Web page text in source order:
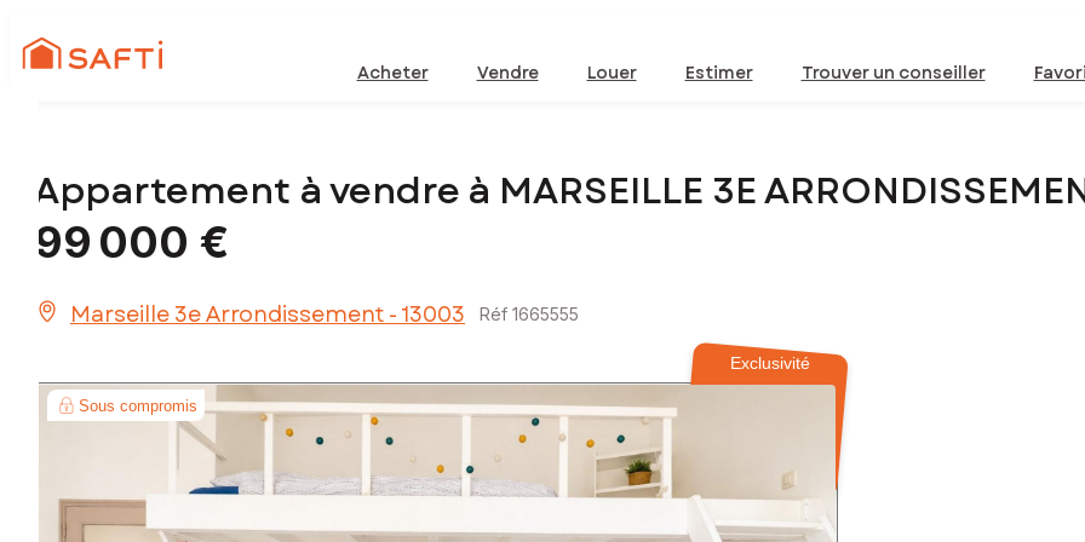
Acheter Vendre Louer Estimer Trouver un conseiller
Appartement à vendre à MARSEILLE 3E
99 000 €
Marseille 3e Arrondissement - 13003 Réf 1665555
Exclusivité
Sous compromis